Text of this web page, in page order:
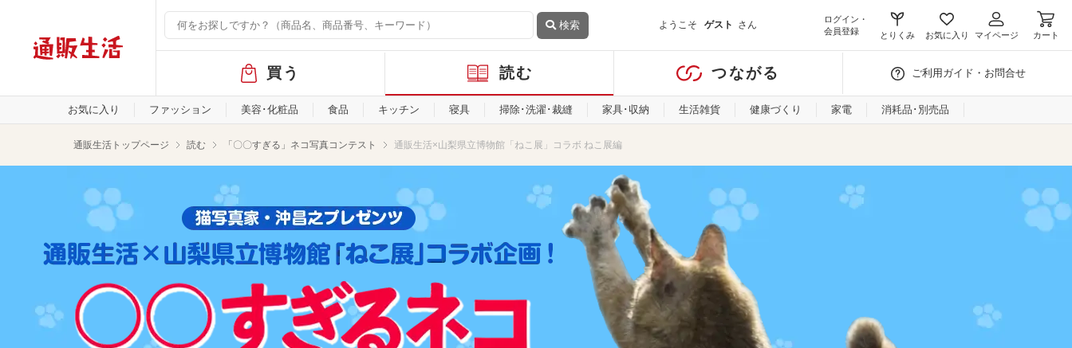
検索 ようこそ ゲスト さん
ログイン・
会員登録
とりくみ お気に入り マイページ カート
バ
メ
買う 読む つながる ご利用ガイド・お問合せ
お気に入り ファッション 美容･化粧品 食品 キッチン 寝具 掃除･洗濯･裁縫 家具･収納 生活雑貨 健康づくり 家電 消耗品･別売品
通販生活トップページ 読む 「〇〇すぎる」ネコ写真コンテスト 通販生活×山梨県立博物館「ねこ展」コラボ ねこ展編